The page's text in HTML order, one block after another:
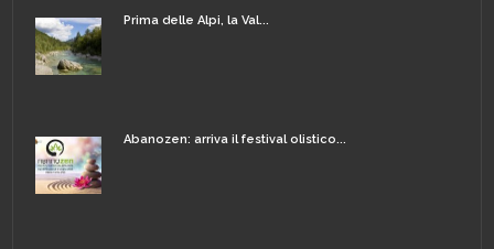
Prima delle Alpi, la Val...
Abanozen: arriva il festival olistico...